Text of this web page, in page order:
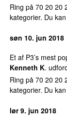
Ring på 70 20 20
kategorier. Du
søn 10. jun 2018
Et af P3’s mest
Kenneth K.
Ring på 70 20 20
kategorier. Du
lør 9. jun 2018